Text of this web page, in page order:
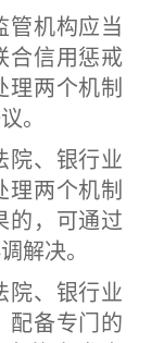
机构应当
合信用惩戒
两个机制
。
、银行业
两个机制
的，可通过
解决。
、银行业
配备专门的